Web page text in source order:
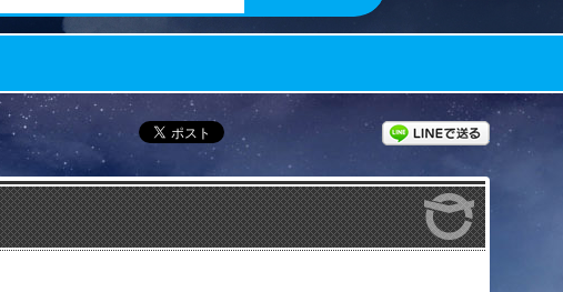
LINEで送